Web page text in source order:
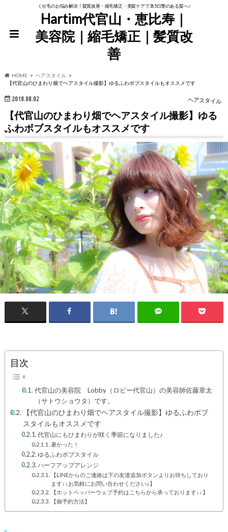
くせ毛のお悩み解決！髪質改善・縮毛矯正・美髪ケアで365日艶のある髪へ♪
Hartim代官山・恵比寿｜
美容院｜縮毛矯正｜髪質改
善
HOME
ヘアスタイル
【代官山のひまわり畑でヘアスタイル撮影】ゆるふわボブスタイルもオススメです
2018.08.02 ヘアスタイル
【代官山のひまわり畑でヘアスタイル撮影】ゆる
ふわボブスタイルもオススメです
目次
代官山の美容院 Lobby（ロビー代官山）の美容師佐藤章太
（サトウショウタ）です。
【代官山のひまわり畑でヘアスタイル撮影】ゆるふわボブ
スタイルもオススメです
代官山にもひまわりが咲く季節になりました♪
暑かった！
ゆるふわボブスタイル
ハーフアップアレンジ
【LINEからのご連絡は下の友達追加ボタンよりお待ちしており
ます↓↓お気軽にお問い合わせください♪】
【ホットペッパーウェブ予約はこちらから承っております↓↓】
【御予約方法】